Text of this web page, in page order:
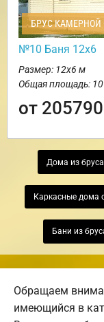
БРУС КАМЕРНОЙ
№10 Баня 12х6
Размер: 12х6 м
Общая площадь:
от
Дома из
Каркасные дома
Бани из
Обращаем
имеющийся в